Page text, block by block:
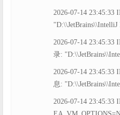
2026-07-14 23:45:33
2026-07-14 23:45:33
录:
2026-07-14 23:45:33
息:
2026-07-14